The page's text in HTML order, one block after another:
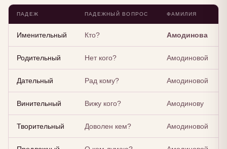
ПАДЕЖ ПАДЕЖНЫЙ ВОПРОС ФАМИЛИЯ
Именительный Кто? Амодинова
Родительный Нет кого? Амодиновой
Дательный Рад кому? Амодиновой
Винительный Вижу кого? Амодинову
Творительный Доволен кем? Амодиновой